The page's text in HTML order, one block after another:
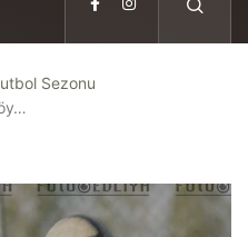
Sezonu